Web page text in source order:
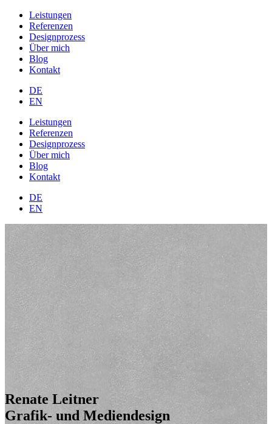
Leistungen
Referenzen
Designprozess
Über mich
Blog
Kontakt
DE
EN
Leistungen
Referenzen
Designprozess
Über mich
Blog
Kontakt
DE
EN
Renate Leitner
Grafik- und Mediendesign